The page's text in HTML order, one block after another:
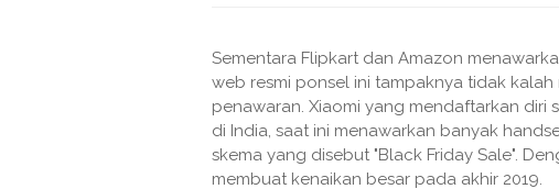
Sementara Flipkart dan Amazon
web resmi ponsel ini tampaknya tidak
penawaran. Xiaomi yang mendaftarkan
di India, saat ini menawarkan banyak
skema yang disebut "Black Friday Sale".
membuat kenaikan besar pada akhir 2019.